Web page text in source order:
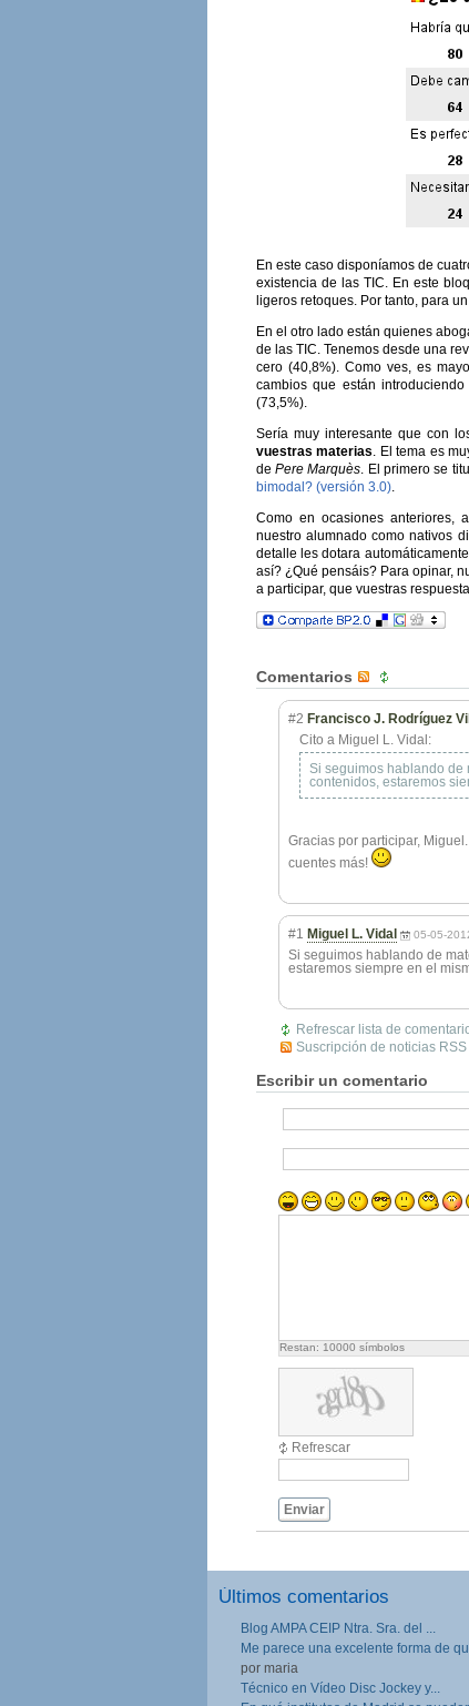
En este caso disponíamos de
existencia de las TIC. En este
ligeros retoques. Por tanto, para
En el otro lado están quienes
de las TIC. Tenemos desde una
cero (40,8%). Como ves, es
cambios que están
(73,5%).
Sería muy interesante que con
vuestras materias. El tema es
de Pere Marquès. El primero se
bimodal? (versión 3.0).
Como en ocasiones anteriores,
nuestro alumnado como nativos
detalle les dotara
así? ¿Qué pensáis? Para opinar,
a participar, que vuestras
Comentarios
#2 Francisco J. Rodríguez
Cito a Miguel L. Vidal:
Si seguimos hablando de
contenidos, estaremos
Gracias por participar,
cuentes más!
#1 Miguel L. Vidal 05-05-
Si seguimos hablando de
estaremos siempre en el
Refrescar lista de
Suscripción de noticias
Escribir un comentario
Restan: 10000 símbolos
Refrescar
Enviar
Últimos comentarios
Blog AMPA CEIP Ntra. Sra. del ...
Me parece una excelente forma de
por maria
Técnico en Vídeo Disc Jockey y...